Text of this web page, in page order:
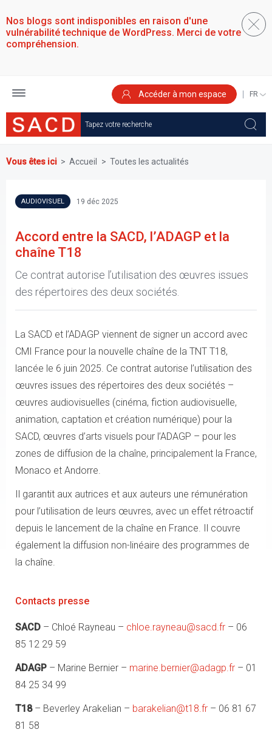
au
contenu
principal
Nos blogs sont indisponibles en raison d'une
vulnérabilité technique de WordPress. Merci de votre
compréhension.
Accéder à mon espace
YOUR
Vous êtes ici Accueil Toutes les actualités
AUDIOVISUEL 19 déc 2025
Accord entre la SACD, l’ADAGP et la
chaîne T18
Ce contrat autorise l’utilisation des œuvres issues
des répertoires des deux sociétés.
La SACD et l’ADAGP viennent de signer un accord avec
CMI France pour la nouvelle chaîne de la TNT T18,
lancée le 6 juin 2025. Ce contrat autorise l’utilisation des
œuvres issues des répertoires des deux sociétés –
œuvres audiovisuelles (cinéma, fiction audiovisuelle,
animation, captation et création numérique) pour la
SACD, œuvres d’arts visuels pour l’ADAGP – pour les
zones de diffusion de la chaîne, principalement la France,
Monaco et Andorre.
Il garantit aux autrices et aux auteurs une rémunération
pour l’utilisation de leurs œuvres, avec un effet rétroactif
depuis le lancement de la chaîne en France. Il couvre
également la diffusion non-linéaire des programmes de
la chaîne.
Contacts presse
SACD – Chloé Rayneau – chloe.rayneau@sacd.fr – 06
85 12 29 59
ADAGP – Marine Bernier – marine.bernier@adagp.fr – 01
84 25 34 99
T18– Beverley Arakelian – barakelian@t18.fr – 06 81 67
81 58